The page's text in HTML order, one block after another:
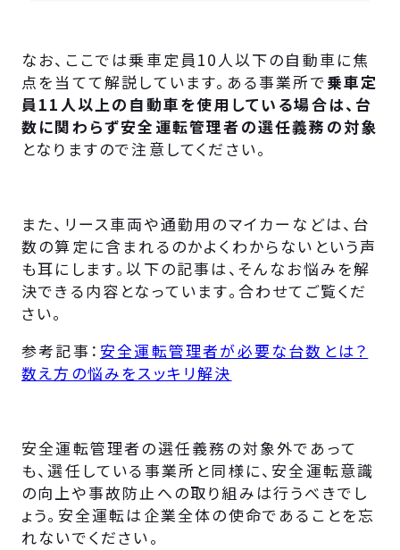
なお、ここでは乗車定員10人以下の自動車に焦
点を当てて解説しています。ある事業所で乗車定
員11人以上の自動車を使用している場合は、台
数に関わらず安全運転管理者の選任義務の対象
となりますので注意してください。
また、リース車両や通勤用のマイカーなどは、台
数の算定に含まれるのかよくわからないという声
も耳にします。以下の記事は、そんなお悩みを解
決できる内容となっています。合わせてご覧くだ
さい。
参考記事： 安全運転管理者が必要な台数とは？
数え方の悩みをスッキリ解決
安全運転管理者の選任義務の対象外であって
も、選任している事業所と同様に、安全運転意識
の向上や事故防止への取り組みは行うべきでし
ょう。安全運転は企業全体の使命であることを忘
れないでください。